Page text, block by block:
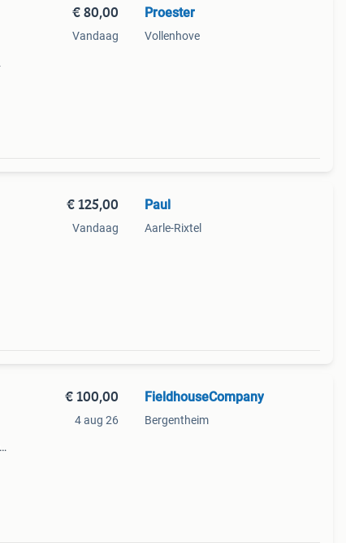
€ 80,00
Vandaag
Proester
Vollenhove
€ 125,00
Vandaag
Paul
Aarle-Rixtel
€ 100,00
4 aug 26
FieldhouseCompany
Bergentheim